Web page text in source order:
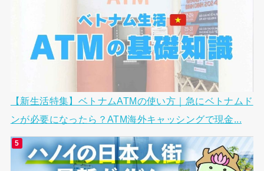
【新生活特集】ベトナムATMの使い方｜急にベトナムド
ンが必要になったら？ATM海外キャッシングで現金...